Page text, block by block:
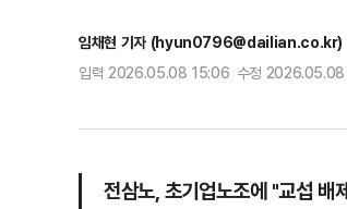
임채현 기자 (hyun0796@dailian.co.kr)
입력 2026.05.08 15:06 수정
전삼노, 초기업노조에 "교섭 배